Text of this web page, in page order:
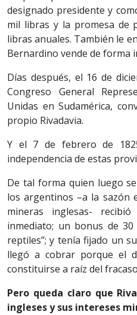
designado presidente y
mil libras y la promesa de
libras anuales. También le
Bernardino vende de forma
Días después, el 16 de
Congreso General
Unidas en Sudamérica,
propio Rivadavia.
Y el 7 de febrero de
independencia de estas
De tal forma quien luego
los argentinos –a la sazón
mineras inglesas-
inmediato; un bonus de
reptiles”; y tenía fijado un
llegó a cobrar porque el
constituirse a raíz del
Pero queda claro que
ingleses y sus intereses